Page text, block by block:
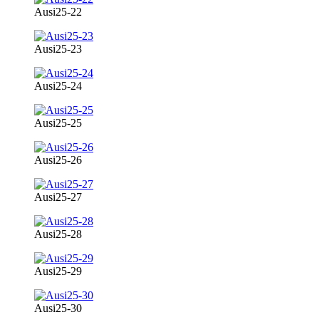
Ausi25-22
Ausi25-23
Ausi25-24
Ausi25-25
Ausi25-26
Ausi25-27
Ausi25-28
Ausi25-29
Ausi25-30